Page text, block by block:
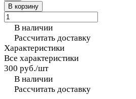
В корзину
В наличии
Рассчитать доставку
Характеристики
Все характеристики
300 руб./шт
В наличии
Рассчитать доставку